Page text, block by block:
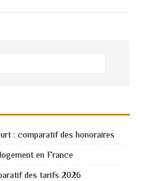
: comparatif des honoraires
en France
des tarifs 2026